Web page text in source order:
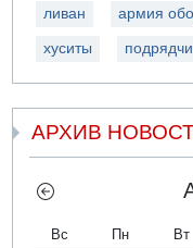
ливан армия
хуситы
АРХИВ
Вс Пн Вт